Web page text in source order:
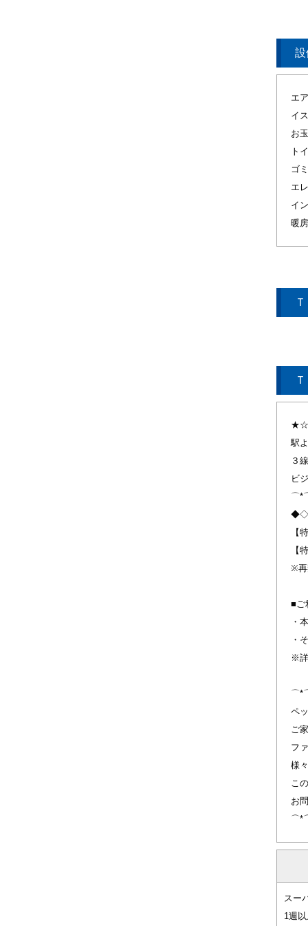
設
エ
イ
お
ト
ゴ
エ
イ
暖
★☆
駅
３
ビ
【
【
※再
■ご
・
・
※
ペ
ご
フ
様
こ
お
スー
1週